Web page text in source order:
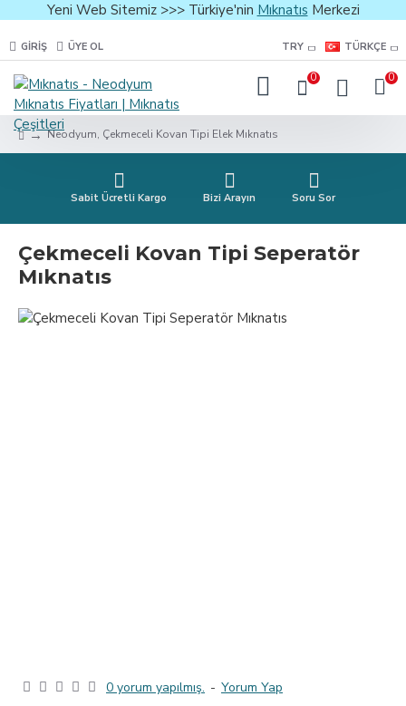
Yeni Web Sitemiz >>> Türkiye'nin Mıknatıs Merkezi
GIRIŞ ÜYE OL TRY TÜRKÇE
0 0
Neodyum, Çekmeceli Kovan Tipi Elek Mıknatıs
Sabit Ücretli Kargo Bizi Arayın Soru Sor
Çekmeceli Kovan Tipi Seperatör
Mıknatıs
0 yorum yapılmış. - Yorum Yap